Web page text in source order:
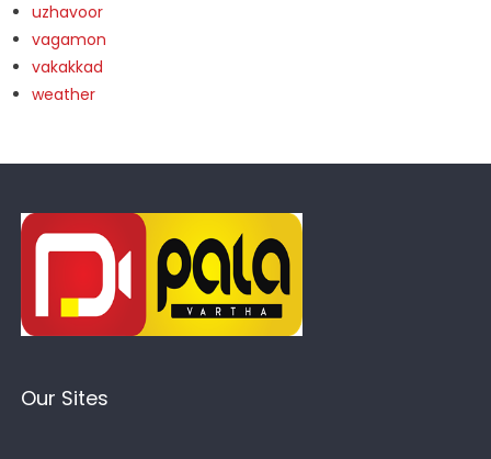
uzhavoor
vagamon
vakakkad
weather
Our Sites